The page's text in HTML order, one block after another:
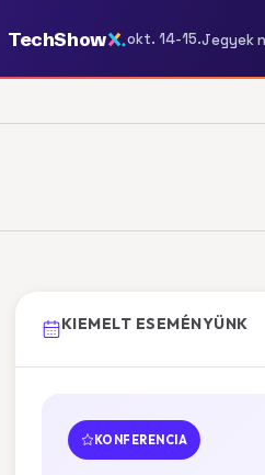
TechShow okt. 14-15.Jegyek
KIEMELT ESEMÉNYÜNK
KONFERENCIA